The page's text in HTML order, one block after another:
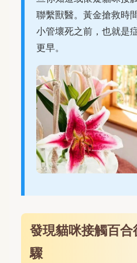
聯繫獸醫。黃金搶救時
小管壞死之前，也就是
更早。
發現貓咪接觸百
驟